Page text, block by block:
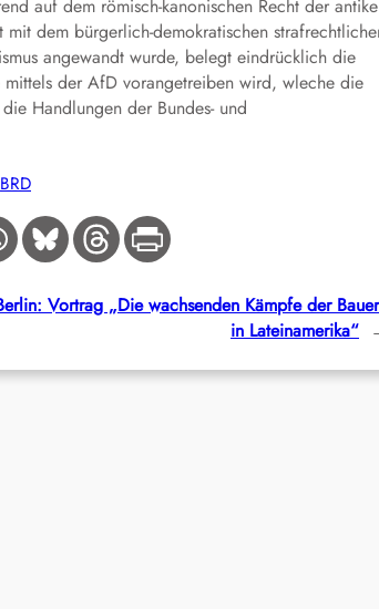
auf dem römisch-kanonischen Recht der
dem bürgerlich-demokratischen
angewandt wurde, belegt eindrücklich die
mittels der AfD vorangetreiben wird, wleche die
Handlungen der Bundes- und
BRD
Vortrag „Die wachsenden Kämpfe der
in Lateinamerika“